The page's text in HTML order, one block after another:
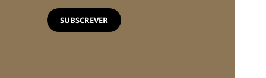
email
SUBSCREVER